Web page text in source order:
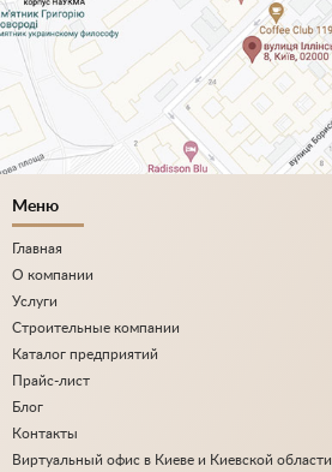
Меню
Главная
О компании
Услуги
Строительные компании
Каталог предприятий
Прайс-лист
Блог
Контакты
Виртуальный офис в Киеве и Киевской области